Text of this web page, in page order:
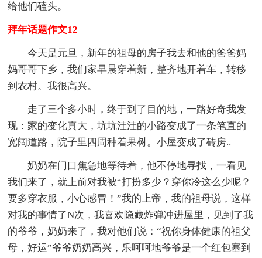
给他们磕头。
拜年话题作文12
今天是元旦，新年的祖母的房子我去和他的爸爸妈
妈哥哥下乡，我们家早晨穿着新，整齐地开着车，转移
到农村。我很高兴。
走了三个多小时，终于到了目的地，一路好奇我发
现：家的变化真大，坑坑洼洼的小路变成了一条笔直的
宽阔道路，院子里四周种着果树。小屋变成了砖房..
奶奶在门口焦急地等待着，他不停地寻找，一看见
我们来了，就上前对我被“打扮多少？穿你冷这么少呢？
要多穿衣服，小心感冒！”我的上帝，我的祖母说，这样
对我的事情了N次，我喜欢隐藏炸弹冲进屋里，见到了我
的爷爷，奶奶来了，我对他们说：“祝你身体健康的祖父
母，好运”爷爷奶奶高兴，乐呵呵地爷爷是一个红包塞到